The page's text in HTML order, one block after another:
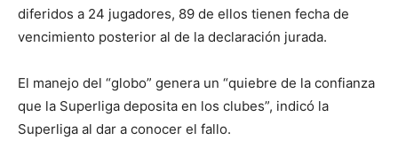
diferidos a 24 jugadores, 89 de ellos tienen fecha de
vencimiento posterior al de la declaración jurada.
El manejo del “globo” genera un “quiebre de la confianza
que la Superliga deposita en los clubes”, indicó la
Superliga al dar a conocer el fallo.